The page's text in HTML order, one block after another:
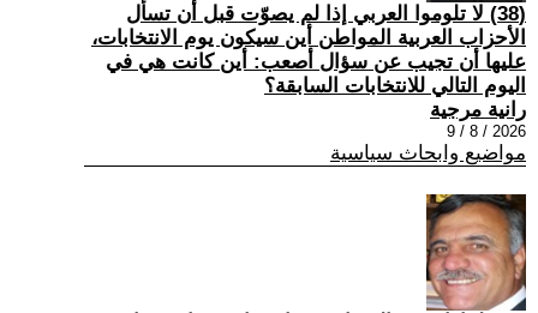
(38) لا تلوموا العربي إذا لم يصوّت قبل أن تسأل
الأحزاب العربية المواطن أين سيكون يوم الانتخابات،
عليها أن تجيب عن سؤال أصعب: أين كانت هي في
اليوم التالي للانتخابات السابقة؟
رانية مرجية
2026 / 8 / 9
مواضيع وابحاث سياسية